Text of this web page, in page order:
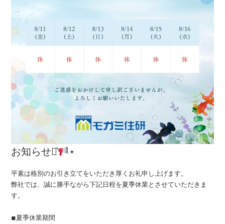
お知らせ⋆͛ ⋆
平素は格別のお引き立てをいただき厚くお礼申し上げます。
弊社では、誠に勝手ながら下記日程を夏季休業とさせていただきま
す。
◾︎夏季休業期間